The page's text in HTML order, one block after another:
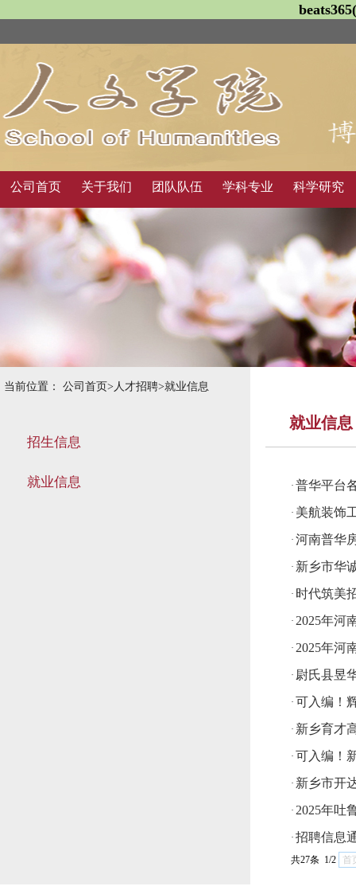
公司首页 关于我们 团队队伍 学科专业 科学研究
当前位置： 公司首页> 人才招聘>就业信息
招生信息
就业信息
就业信息
· 普华平台
· 美航装饰
· 河南普华
· 新乡市华
· 时代筑美
· 2025年河
· 2025年河
· 尉氏县昱
· 可入编！
· 新乡育才
· 可入编！
· 新乡市开
· 2025年吐
· 招聘信息
共27条 1/2 首